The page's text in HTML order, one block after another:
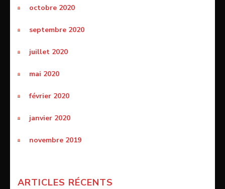
octobre 2020
septembre 2020
juillet 2020
mai 2020
février 2020
janvier 2020
novembre 2019
ARTICLES RÉCENTS